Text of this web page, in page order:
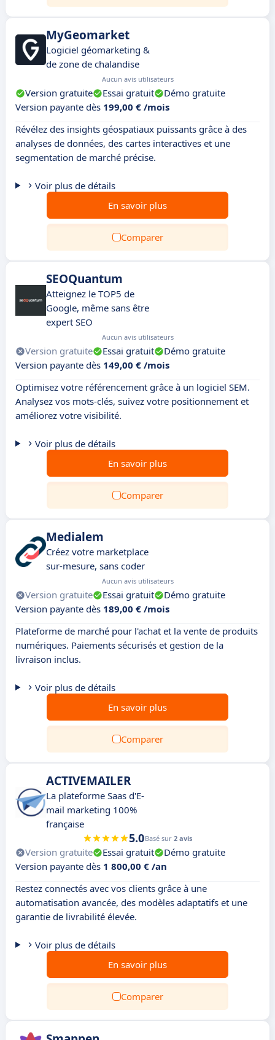
MyGeomarket
Logiciel géomarketing &
de zone de chalandise
Aucun avis utilisateurs
Version gratuite Essai gratuit
Démo gratuite
Version payante dès 199,00 € /mois
Révélez des insights géospatiaux puissants grâce à des
analyses de données, des cartes interactives et une
segmentation de marché précise.
Voir plus de détails
En savoir plus
Comparer
SEOQuantum
Atteignez le TOP5 de
Google, même sans être
expert SEO
Aucun avis utilisateurs
Version gratuite Essai gratuit
Démo gratuite
Version payante dès 149,00 € /mois
Optimisez votre référencement grâce à un logiciel SEM.
Analysez vos mots-clés, suivez votre positionnement et
améliorez votre visibilité.
Voir plus de détails
En savoir plus
Comparer
Medialem
Créez votre marketplace
sur-mesure, sans coder
Aucun avis utilisateurs
Version gratuite Essai gratuit
Démo gratuite
Version payante dès 189,00 € /mois
Plateforme de marché pour l'achat et la vente de produits
numériques. Paiements sécurisés et gestion de la
livraison inclus.
Voir plus de détails
En savoir plus
Comparer
ACTIVEMAILER
La plateforme Saas d'E-
mail marketing 100%
française
5.0Basé sur 2 avis
Version gratuite Essai gratuit
Démo gratuite
Version payante dès 1 800,00 € /an
Restez connectés avec vos clients grâce à une
automatisation avancée, des modèles adaptatifs et une
garantie de livrabilité élevée.
Voir plus de détails
En savoir plus
Comparer